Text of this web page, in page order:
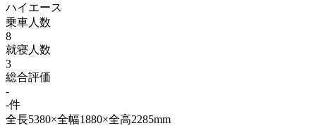
ハイエース
乗車人数
8
就寝人数
3
総合評価
-
-件
全長5380×全幅1880×全高2285mm